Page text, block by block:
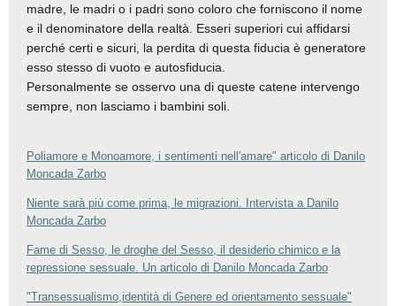
madre, le madri o i padri sono coloro che forniscono il nome
e il denominatore della realtà. Esseri superiori cui affidarsi
perché certi e sicuri, la perdita di questa fiducia è generatore
esso stesso di vuoto e autosfiducia.
Personalmente se osservo una di queste catene intervengo
sempre, non lasciamo i bambini soli.
Poliamore e Monoamore, i sentimenti nell'amare" articolo di Danilo
Moncada Zarbo
Niente sarà più come prima, le migrazioni. Intervista a Danilo
Moncada Zarbo
Fame di Sesso, le droghe del Sesso, il desiderio chimico e la
repressione sessuale. Un articolo di Danilo Moncada Zarbo
"Transessualismo,identità di Genere ed orientamento sessuale"